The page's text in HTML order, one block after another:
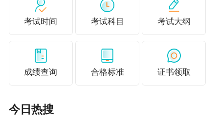
考试时间 考试科目 考试大纲
成绩查询 合格标准 证书领取
今日热搜